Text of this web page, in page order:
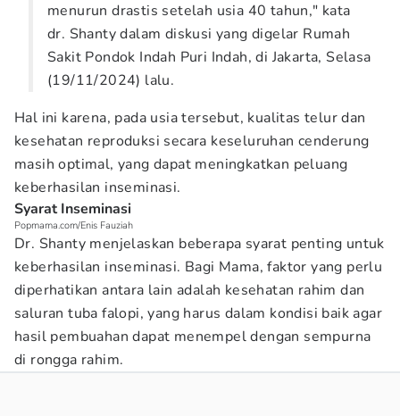
menurun drastis setelah usia 40 tahun," kata
dr. Shanty dalam diskusi yang digelar Rumah
Sakit Pondok Indah Puri Indah, di Jakarta, Selasa
(19/11/2024) lalu.
Hal ini karena, pada usia tersebut, kualitas telur dan
kesehatan reproduksi secara keseluruhan cenderung
masih optimal, yang dapat meningkatkan peluang
keberhasilan inseminasi.
Syarat Inseminasi
Popmama.com/Enis Fauziah
Dr. Shanty menjelaskan beberapa syarat penting untuk
keberhasilan inseminasi. Bagi Mama, faktor yang perlu
diperhatikan antara lain adalah kesehatan rahim dan
saluran tuba falopi, yang harus dalam kondisi baik agar
hasil pembuahan dapat menempel dengan sempurna
di rongga rahim.